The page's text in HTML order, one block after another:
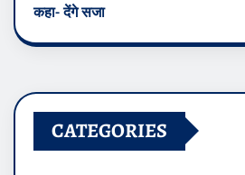
कहा- देंगे सजा
CATEGORIES